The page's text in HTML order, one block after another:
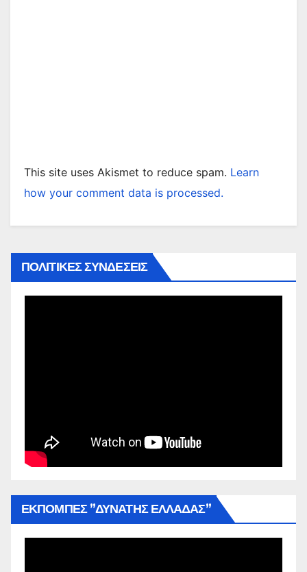
This site uses Akismet to reduce spam. Learn
how your comment data is processed.
ΠΟΛΙΤΙΚΕΣ ΣΥΝΔΕΣΕΙΣ
ΕΚΠΟΜΠΕΣ ”ΔΥΝΑΤΗΣ ΕΛΛΑΔΑΣ”